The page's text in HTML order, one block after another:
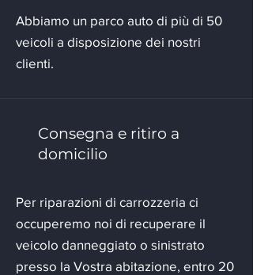
Abbiamo un parco auto di più di 50
veicoli a disposizione dei nostri
clienti.
Consegna e ritiro a
domicilio
Per riparazioni di carrozzeria ci
occuperemo noi di recuperare il
veicolo danneggiato o sinistrato
presso la Vostra abitazione, entro 20